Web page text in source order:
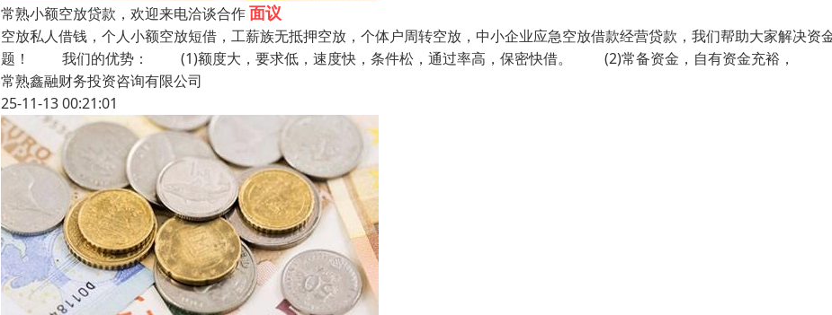
常熟小额空放贷款，欢迎来电洽谈合作面议
空放私人借钱，个人小额空放短借，工薪族无抵押空放，个体户周转空放，中小企业应急空放借款经营贷款，我们帮助大家解决资
题！ 我们的优势： (1)额度大，要求低，速度快，条件松，通过率高，保密快借。 (2)常备资金，自有资金充裕，
常熟鑫融财务投资咨询有限公司
25-11-13 00:21:01